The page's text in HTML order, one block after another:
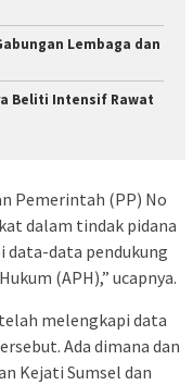
Lembaga dan
Beliti Intensif Rawat
Pemerintah (PP) No
dalam tindak pidana
data-data pendukung
(APH),” ucapnya.
melengkapi data
Ada dimana dan
Kejati Sumsel dan